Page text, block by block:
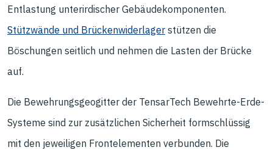
Entlastung unterirdischer Gebäudekomponenten.
Stützwände und Brückenwiderlager stützen die
Böschungen seitlich und nehmen die Lasten der Brücke
auf.
Die Bewehrungsgeogitter der TensarTech Bewehrte-Erde-
Systeme sind zur zusätzlichen Sicherheit formschlüssig
mit den jeweiligen Frontelementen verbunden. Die